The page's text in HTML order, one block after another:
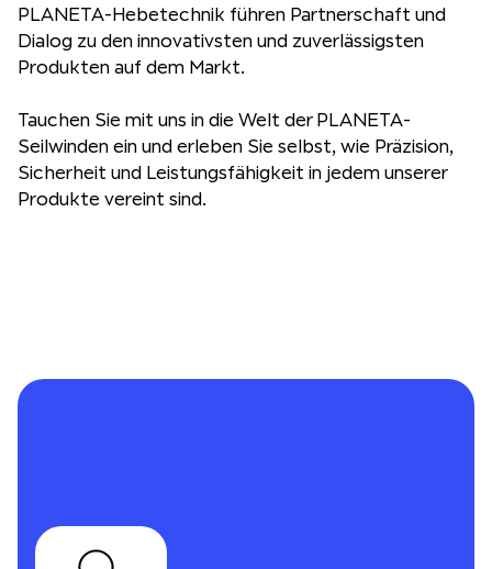
PLANETA-Hebetechnik führen Partnerschaft und
Dialog zu den innovativsten und zuverlässigsten
Produkten auf dem Markt.
Tauchen Sie mit uns in die Welt der PLANETA-
Seilwinden ein und erleben Sie selbst, wie Präzision,
Sicherheit und Leistungsfähigkeit in jedem unserer
Produkte vereint sind.